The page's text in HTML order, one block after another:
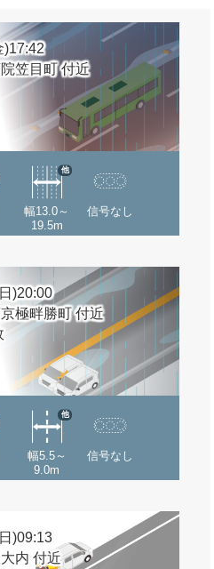
)17:42
笠目町 付近
幅13.0～
19.5m
他
信号なし
)20:00
極畔勝町 付近
幅5.5～
9.0m
他
信号なし
)09:13
内 付近